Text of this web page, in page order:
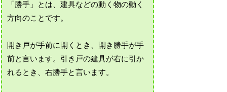
「勝手」とは、建具などの動く物の動く
方向のことです。
開き戸が手前に開くとき、開き勝手が手
前と言います。引き戸の建具が右に引か
れるとき、右勝手と言います。